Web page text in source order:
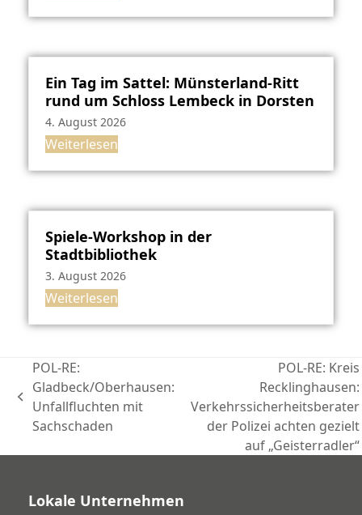
Ein Tag im Sattel: Münsterland-Ritt
rund um Schloss Lembeck in Dorsten
4. August 2026
Weiterlesen
Spiele-Workshop in der
Stadtbibliothek
3. August 2026
Weiterlesen
vorheriger
Beitrag:
POL-RE:
Gladbeck/Oberhausen:
Unfallfluchten mit
Sachschaden
Nächster
Beitrag:
POL-RE: Kreis
Recklinghausen:
Verkehrssicherheitsberater
der Polizei achten gezielt
auf „Geisterradler“
Lokale Unternehmen